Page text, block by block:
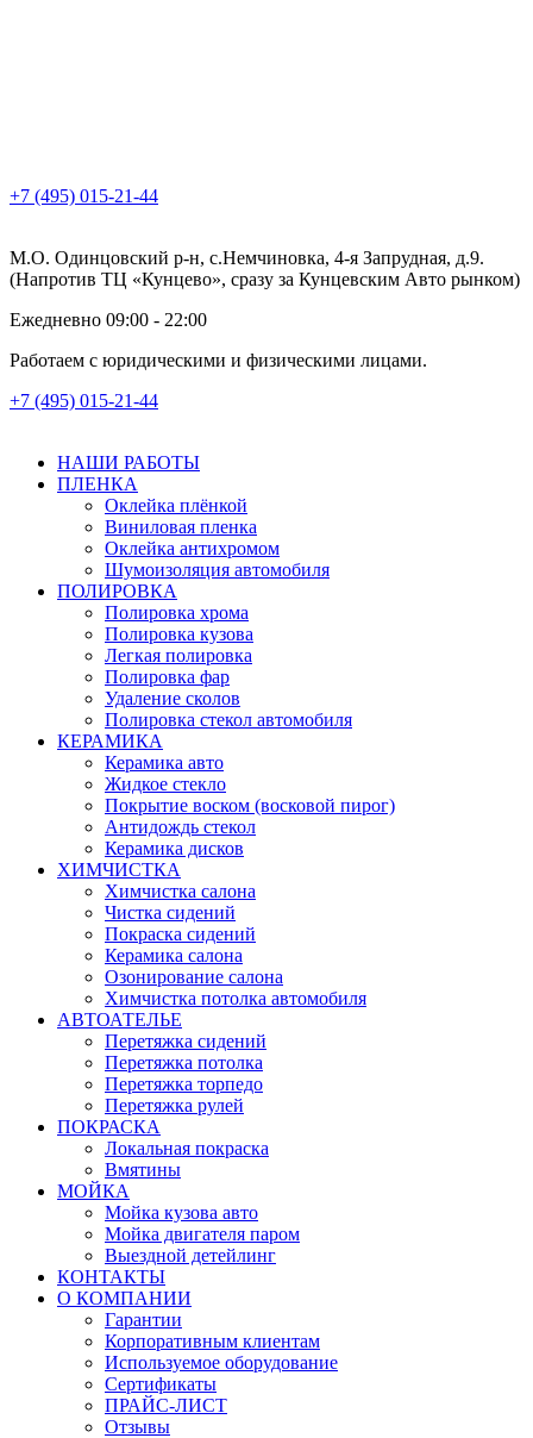
+7 (495) 015-21-44
М.О. Одинцовский р-н, с.Немчиновка, 4-я Запрудная, д.9.
(Напротив ТЦ «Кунцево», сразу за Кунцевским Авто рынком)
Ежедневно 09:00 - 22:00
Работаем с юридическими и физическими лицами.
+7 (495) 015-21-44
НАШИ РАБОТЫ
ПЛЕНКА
Оклейка плёнкой
Виниловая пленка
Оклейка антихромом
Шумоизоляция автомобиля
ПОЛИРОВКА
Полировка хрома
Полировка кузова
Легкая полировка
Полировка фар
Удаление сколов
Полировка стекол автомобиля
КЕРАМИКА
Керамика авто
Жидкое стекло
Покрытие воском (восковой пирог)
Антидождь стекол
Керамика дисков
ХИМЧИСТКА
Химчистка салона
Чистка сидений
Покраска сидений
Керамика салона
Озонирование салона
Химчистка потолка автомобиля
АВТОАТЕЛЬЕ
Перетяжка сидений
Перетяжка потолка
Перетяжка торпедо
Перетяжка рулей
ПОКРАСКА
Локальная покраска
Вмятины
МОЙКА
Мойка кузова авто
Мойка двигателя паром
Выездной детейлинг
КОНТАКТЫ
О КОМПАНИИ
Гарантии
Корпоративным клиентам
Используемое оборудование
Сертификаты
ПРАЙС-ЛИСТ
Отзывы